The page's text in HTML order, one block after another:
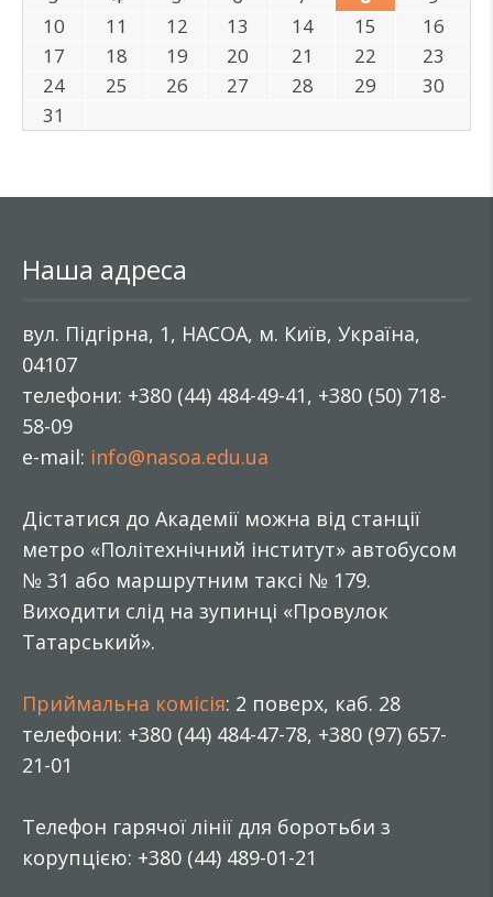
10
11 12 13 14 15
16
17
18 19 20 21 22
23
24
25 26 27 28 29
30
31
Наша адреса
вул. Підгірна, 1, НАСОА, м. Київ, Україна,
04107
телефони: +380 (44) 484-49-41, +380 (50) 718-
58-09
e-mail: info@nasoa.edu.ua
Дістатися до Академії можна від станції
метро «Політехнічний інститут» автобусом
№ 31 або маршрутним таксі № 179.
Виходити слід на зупинці «Провулок
Татарський».
Приймальна комісія: 2 поверх, каб. 28
телефони: +380 (44) 484-47-78, +380 (97) 657-
21-01
Телефон гарячої лінії для боротьби з
корупцією: +380 (44) 489-01-21